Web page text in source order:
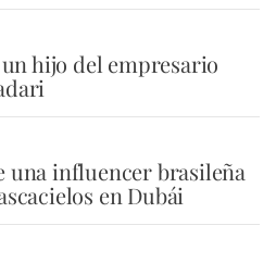
un hijo del empresario
una influencer brasileña
en Dubái